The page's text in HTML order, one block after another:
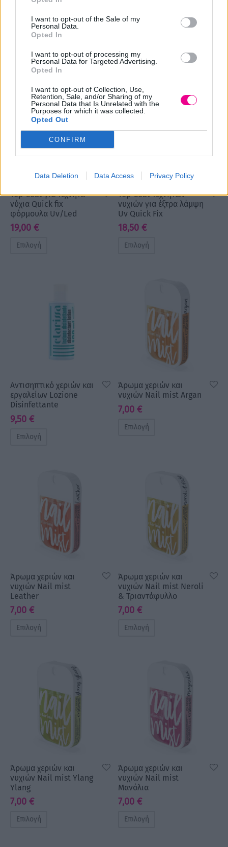
I want to opt-out of the Sale of my
Personal Data.
Opted In
I want to opt-out of processing my
Personal Data for Targeted Advertising.
Opted In
I want to opt-out of Collection, Use,
Retention, Sale, and/or Sharing of my
Personal Data that Is Unrelated with the
Purposes for which it was collected.
Opted Out
CONFIRM
Data Deletion Data Access Privacy Policy
λιπαρότητας Pre Nail
10,00€
Επιλογή
οξύ Pre 1
Επιλογή
Top Coat για τεχνητά
νύχια Quick fix
φόρμουλα Uv/Led
19,00 €
Επιλογή
Top Coat τεχνητών
νυχιών για έξτρα λάμψη
Uv Quick Fix
18,50 €
Επιλογή
Αντισηπτικό χεριών και
εργαλείων Lozione
Disinfettante
9,50 €
Επιλογή
Άρωμα χεριών και
νυχιών Nail mist Argan
7,00 €
Επιλογή
Άρωμα χεριών και
νυχιών Nail mist
Leather
7,00 €
Επιλογή
Άρωμα χεριών και
νυχιών Nail mist Neroli
& Τριαντάφυλλο
7,00 €
Επιλογή
Άρωμα χεριών και
νυχιών Nail mist Ylang
Ylang
7,00 €
Επιλογή
Άρωμα χεριών και
νυχιών Nail mist
Μανόλια
7,00 €
Επιλογή